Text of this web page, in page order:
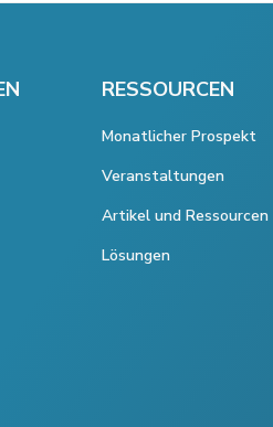
RESSOURCEN
Monatlicher Prospekt
Veranstaltungen
Artikel und Ressourcen
Lösungen